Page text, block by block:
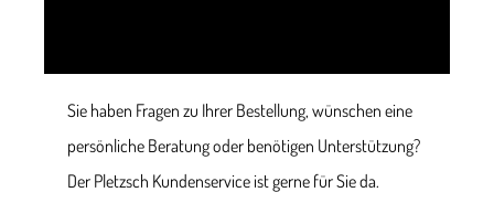
Sie haben Fragen zu Ihrer Bestellung, wünschen eine
persönliche Beratung oder benötigen Unterstützung?
Der Pletzsch Kundenservice ist gerne für Sie da.